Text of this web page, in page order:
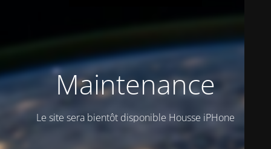
Maintenance
Le site sera bientôt disponible Housse iPHone